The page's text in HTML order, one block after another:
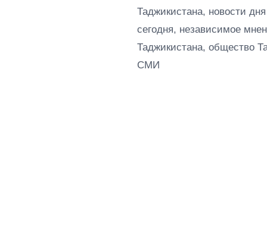
Таджикистана, новости
сегодня, независимое
Таджикистана, общество
СМИ